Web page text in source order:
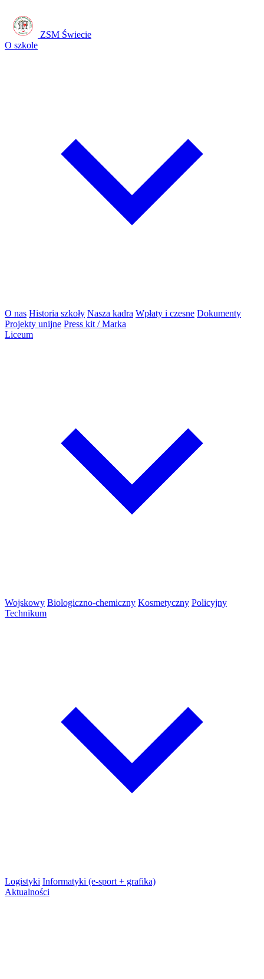
ZSM Świecie
O szkole
O nas Historia szkoły Nasza kadra Wpłaty i czesne Dokumenty
Projekty unijne Press kit / Marka
Liceum
Wojskowy Biologiczno-chemiczny Kosmetyczny Policyjny
Technikum
Logistyki Informatyki (e-sport + grafika)
Aktualności